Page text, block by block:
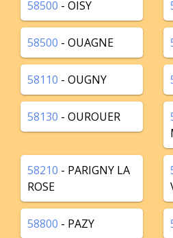
58500 - OISY
58500 - OUAGNE
58110 - OUGNY
58130 - OUROUER
58210 - PARIGNY LA
ROSE
58800 - PAZY